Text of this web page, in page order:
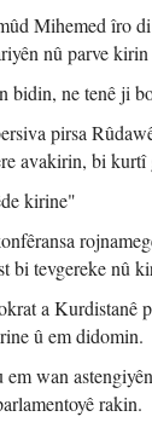
Mihemed îro
nû parve
bidin, ne tenê ji
pirsa
avakirin, bi
kirine"
bi tevgereke nû
a Kurdistanê
û em didomin.
wan
rakin.